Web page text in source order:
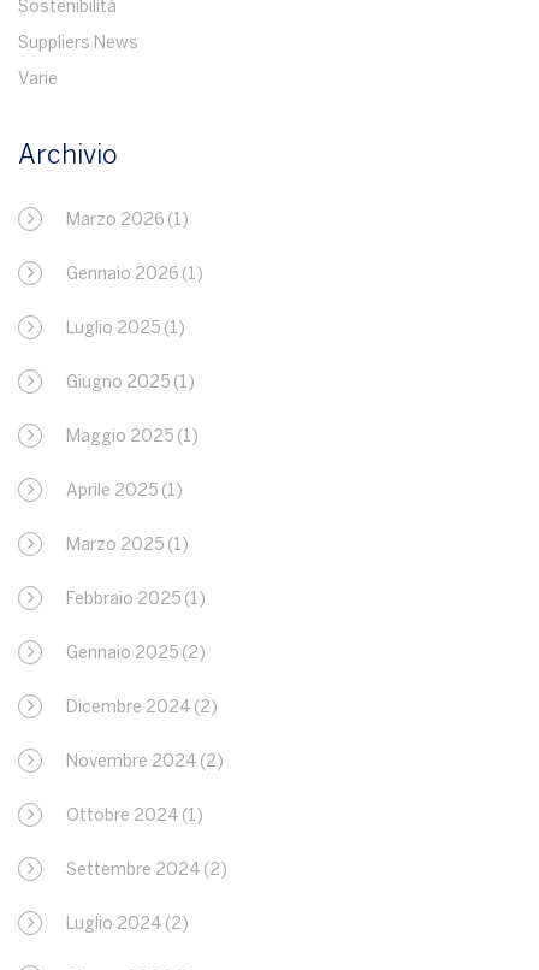
Sostenibilità
Suppliers News
Varie
Archivio
Marzo 2026 (1)
Gennaio 2026 (1)
Luglio 2025 (1)
Giugno 2025 (1)
Maggio 2025 (1)
Aprile 2025 (1)
Marzo 2025 (1)
Febbraio 2025 (1)
Gennaio 2025 (2)
Dicembre 2024 (2)
Novembre 2024 (2)
Ottobre 2024 (1)
Settembre 2024 (2)
Luglio 2024 (2)